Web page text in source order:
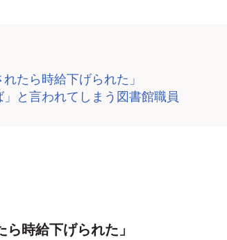
たら時給下げられた」
と言われてしまう図書館職員
時給下げられた」